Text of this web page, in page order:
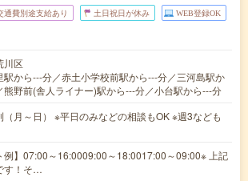
通費別途支給あり 土日祝日が休み WEB登録OK
川区
駅から---分／赤土小学校前駅から---分／三河島駅か
熊野前(舎人ライナー)駅から---分／小台駅から---分
（月～日） ※平日のみなどの相談もOK ※週3なども
例】07:00～16:0009:00～18:0017:00～09:00※ 上記
す！そ…